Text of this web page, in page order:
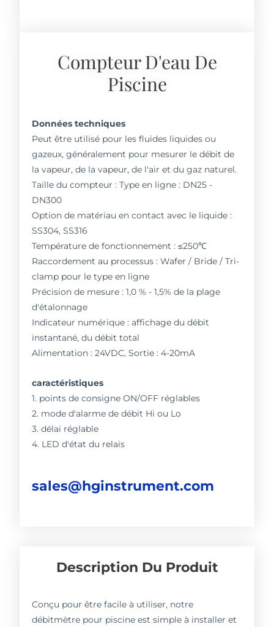
Compteur D'eau De
Piscine
Données techniques
Peut être utilisé pour les fluides liquides ou
gazeux, généralement pour mesurer le débit de
la vapeur, de la vapeur, de l'air et du gaz naturel.
Taille du compteur : Type en ligne : DN25 -
DN300
Option de matériau en contact avec le liquide :
SS304, SS316
Température de fonctionnement : ≤250℃
Raccordement au processus : Wafer / Bride / Tri-
clamp pour le type en ligne
Précision de mesure : 1,0 % - 1,5% de la plage
d'étalonnage
Indicateur numérique : affichage du débit
instantané, du débit total
Alimentation : 24VDC, Sortie : 4-20mA
caractéristiques
1. points de consigne ON/OFF réglables
2. mode d'alarme de débit Hi ou Lo
3. délai réglable
4. LED d'état du relais
sales@hginstrument.com
Description Du Produit
Conçu pour être facile à utiliser, notre
débitmètre pour piscine est simple à installer et